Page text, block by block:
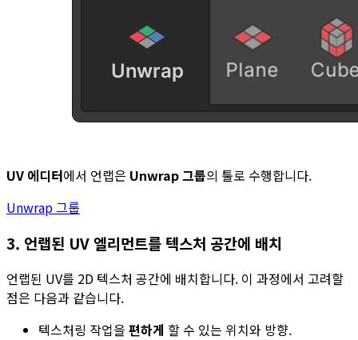
UV 에디터에서 언랩은 Unwrap 그룹의 툴로 수행합니다.
Unwrap 그룹
3. 언랩된 UV 엘리먼트를 텍스처 공간에 배치
언랩된 UV를 2D 텍스처 공간에 배치합니다. 이 과정에서 고려할
점은 다음과 같습니다.
텍스처링 작업을 편하게 할 수 있는 위치와 방향.